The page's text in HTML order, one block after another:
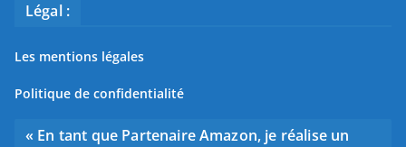
Légal :
Les mentions légales
Politique de confidentialité
« En tant que Partenaire Amazon, je réalise un